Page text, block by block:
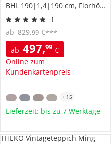
BHL 190|1,4|190 cm, Florhöhe 1 cm
1
ab 497,99 €
Online zum
Kundenkartenpreis
ab 829,99 €***
+ 15
Lieferzeit: bis zu 7 Werktage
THEKO Vintageteppich Ming